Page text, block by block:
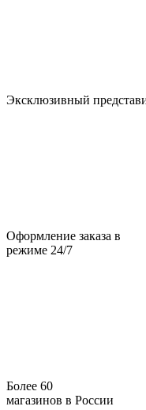
Эксклюзивный
Оформление заказа в
режиме 24/7
Более 60
магазинов в России